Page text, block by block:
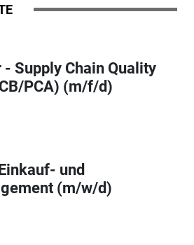
Supply Chain Quality
PCA) (m/f/d)
und
(m/w/d)